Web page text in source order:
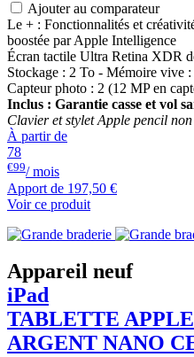
Ajouter au comparateur
Le + : Fonctionnalités et
boostée par Apple Intelligence
Écran tactile Ultra Retina XDR
Stockage : 2 To - Mémoire vive
Capteur photo : 2 (12 MP en
Inclus : Garantie casse et vol
Clavier et stylet Apple pencil
À partir de
78
€99/ mois
Apport de 197,50 €
Voir ce produit
Appareil neuf
iPad
TABLETTE
ARGENT NANO